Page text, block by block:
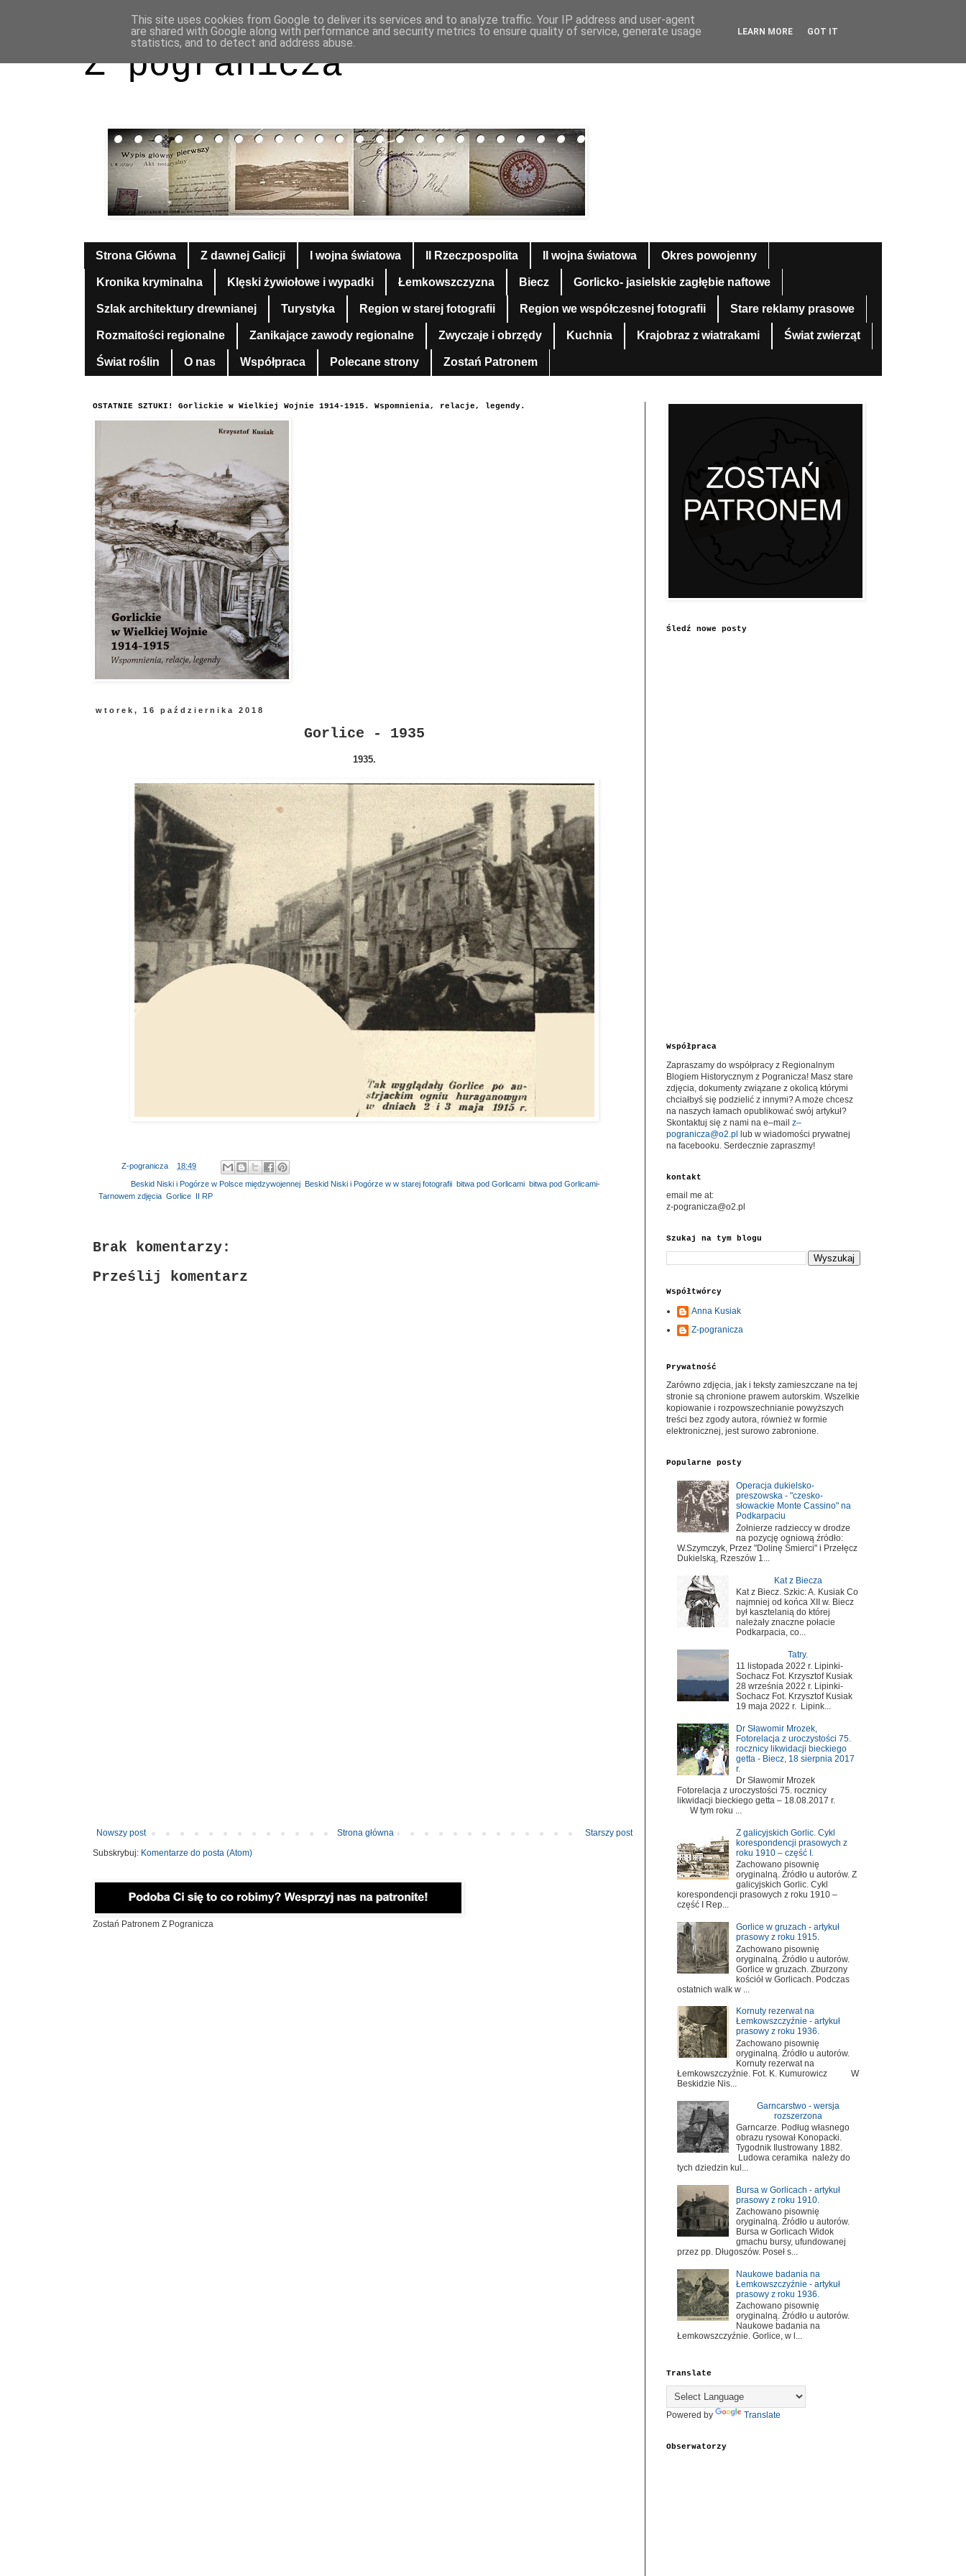
Z pogranicza
Strona Główna Z dawnej Galicji I wojna światowa II Rzeczpospolita II wojna światowa Okres powojenny
Kronika kryminalna Klęski żywiołowe i wypadki Łemkowszczyzna Biecz Gorlicko- jasielskie zagłębie naftowe
Szlak architektury drewnianej Turystyka Region w starej fotografii Region we współczesnej fotografii Stare reklamy prasowe
Rozmaitości regionalne Zanikające zawody regionalne Zwyczaje i obrzędy Kuchnia Krajobraz z wiatrakami Świat zwierząt
Świat roślin O nas Współpraca Polecane strony Zostań Patronem
OSTATNIE SZTUKI! Gorlickie w Wielkiej Wojnie 1914-1915. Wspomnienia, relacje, legendy.
wtorek, 16 października 2018
Gorlice - 1935
1935.
Z-pogranicza 18:49
Beskid Niski i Pogórze w Polsce międzywojennej Beskid Niski i Pogórze w w starej fotografii bitwa pod Gorlicami bitwa pod Gorlicami-
Tarnowem zdjęcia Gorlice II RP
Brak komentarzy:
Prześlij komentarz
Nowszy post Starszy post
Strona główna
Subskrybuj: Komentarze do posta (Atom)
Zostań Patronem Z Pogranicza
Śledź nowe posty
Współpraca
Zapraszamy do współpracy z Regionalnym
Blogiem Historycznym z Pogranicza! Masz stare
zdjęcia, dokumenty związane z okolicą którymi
chciałbyś się podzielić z innymi? A może chcesz
na naszych łamach opublikować swój artykuł?
Skontaktuj się z nami na e–mail z–
pogranicza@o2.pl
lub w wiadomości prywatnej
na facebooku. Serdecznie zapraszmy!
kontakt
email me at:
z-pogranicza@o2.pl
Szukaj na tym blogu
Współtwórcy
Anna Kusiak
Z-pogranicza
Prywatność
Zarówno zdjęcia, jak i teksty zamieszczane na tej
stronie są chronione prawem autorskim. Wszelkie
kopiowanie i rozpowszechnianie powyższych
treści bez zgody autora, również w formie
elektronicznej, jest surowo zabronione.
Popularne posty
Operacja dukielsko-
preszowska - "czesko-
słowackie Monte Cassino" na
Podkarpaciu
Żołnierze radzieccy w drodze
na pozycję ogniową źródło:
W.Szymczyk, Przez "Dolinę Śmierci" i Przełęcz
Dukielską, Rzeszów 1...
Kat z Biecza
Kat z Biecz. Szkic: A. Kusiak Co
najmniej od końca XII w. Biecz
był kasztelanią do której
należały znaczne połacie
Podkarpacia, co...
Tatry.
11 listopada 2022 r. Lipinki-
Sochacz Fot. Krzysztof Kusiak
28 września 2022 r. Lipinki-
Sochacz Fot. Krzysztof Kusiak
19 maja 2022 r. Lipink...
Dr Sławomir Mrozek,
Fotorelacja z uroczystości 75.
rocznicy likwidacji bieckiego
getta - Biecz, 18 sierpnia 2017
r.
Dr Sławomir Mrozek
Fotorelacja z uroczystości 75. rocznicy
likwidacji bieckiego getta – 18.08.2017 r.
W tym roku ...
Z galicyjskich Gorlic. Cykl
korespondencji prasowych z
roku 1910 – część I.
Zachowano pisownię
oryginalną. Źródło u autorów. Z
galicyjskich Gorlic. Cykl
korespondencji prasowych z roku 1910 –
część I Rep...
Gorlice w gruzach - artykuł
prasowy z roku 1915.
Zachowano pisownię
oryginalną. Źródło u autorów.
Gorlice w gruzach. Zburzony
kościół w Gorlicach. Podczas
ostatnich walk w ...
Kornuty rezerwat na
Łemkowszczyźnie - artykuł
prasowy z roku 1936.
Zachowano pisownię
oryginalną. Źródło u autorów.
Kornuty rezerwat na
Łemkowszczyźnie. Fot. K. Kumurowicz W
Beskidzie Nis...
Garncarstwo - wersja
rozszerzona
Garncarze. Podług własnego
obrazu rysował Konopacki.
Tygodnik Ilustrowany 1882.
Ludowa ceramika należy do
tych dziedzin kul...
Bursa w Gorlicach - artykuł
prasowy z roku 1910.
Zachowano pisownię
oryginalną. Źródło u autorów.
Bursa w Gorlicach Widok
gmachu bursy, ufundowanej
przez pp. Długoszów. Poseł s...
Naukowe badania na
Łemkowszczyźnie - artykuł
prasowy z roku 1936.
Zachowano pisownię
oryginalną. Źródło u autorów.
Naukowe badania na
Łemkowszczyźnie. Gorlice, w l...
Translate
Powered by Translate
Obserwatorzy
This site uses cookies from Google to deliver its services and to analyze traffic. Your IP address and user-agent
are shared with Google along with performance and security metrics to ensure quality of service, generate usage
statistics, and to detect and address abuse.
LEARN MORE GOT IT